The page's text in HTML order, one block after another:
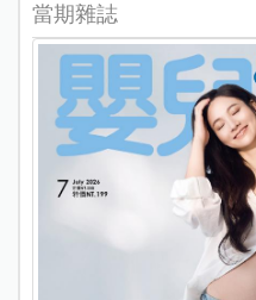
當期雜誌